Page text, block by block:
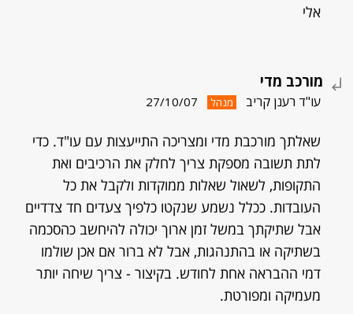
אלי
מורכב מדי
עו"ד רענן קריב מנהל 27/10/07
שאלתך מורכבת מדי ומצריכה התייעצות עם עו"ד. כדי
לתת תשובה מספקת צריך לחלק את הרכיבים ואת
התקופות, לשאול שאלות ממוקדות ולקבל את כל
העובדות. ככלל נשמע שנקטו כלפיך צעדים חד צדדיים
אבל שתיקתך במשל זמן ארוך יכולה להיחשב כהסכמה
בשתיקה או בהתנהגות, אבל לא ברור אם אכן שולמו
דמי ההבראה אחת לחודש. בקיצור - צריך שיחה יותר
מעמיקה ומפורטת.